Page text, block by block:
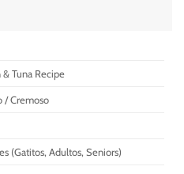
Tuna Recipe
/ Cremoso
(Gatitos, Adultos, Seniors)